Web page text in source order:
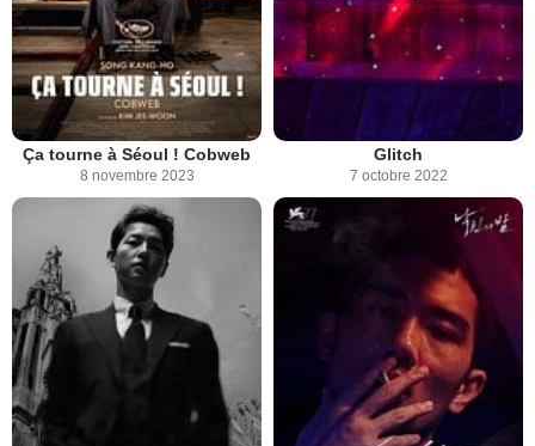
Ça tourne à Séoul ! Cobweb
8 novembre 2023
Glitch
7 octobre 2022